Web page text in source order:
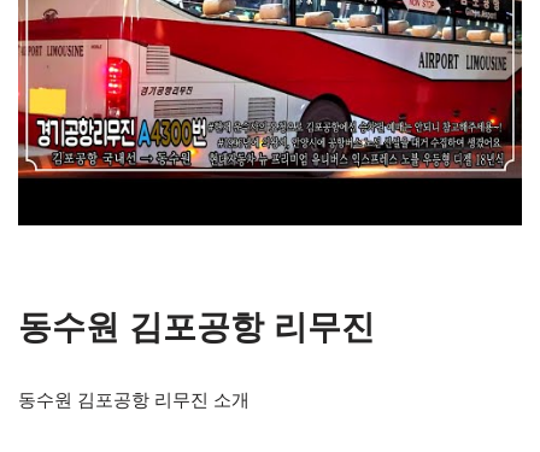
동수원 김포공항 리무진
동수원 김포공항 리무진 소개